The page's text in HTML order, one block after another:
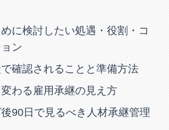
に検討したい処遇・役割・コ
ン
確認されることと準備方法
わる雇用承継の見え方
90日で見るべき人材承継管理